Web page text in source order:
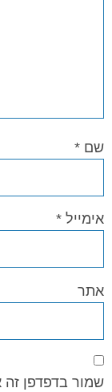
שם *
אימייל *
אתר
שמור בדפדפן